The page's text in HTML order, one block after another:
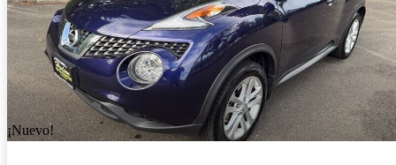
¡Nuevo!